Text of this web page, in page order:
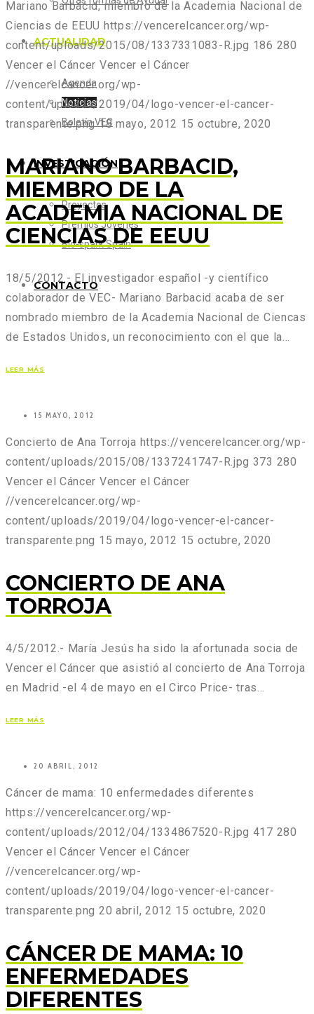
ACTUALIDAD
Agenda
Noticias
Boletín VEC
INVESTIGACIÓN
Proyectos
Premios Jóvenes
Bio-spark Spain
CONTACTO
Mariano Barbacid, miembro de la Academia Nacional de
Ciencias de EEUU https://vencerelcancer.org/wp-
content/uploads/2015/08/1337331083-R.jpg 186 280
Vencer el Cáncer Vencer el Cáncer
//vencerelcancer.org/wp-
content/uploads/2019/04/logo-vencer-el-cancer-
transparente.png 18 mayo, 2012 15 octubre, 2020
MARIANO BARBACID,
MIEMBRO DE LA
ACADEMIA NACIONAL DE
CIENCIAS DE EEUU
18/5/2012.- El investigador español -y científico
colaborador de VEC- Mariano Barbacid acaba de ser
nombrado miembro de la Academia Nacional de Ciencas
de Estados Unidos, un reconocimiento con el que la…
LEER MÁS
15 MAYO, 2012
Concierto de Ana Torroja https://vencerelcancer.org/wp-
content/uploads/2015/08/1337241747-R.jpg 373 280
Vencer el Cáncer Vencer el Cáncer
//vencerelcancer.org/wp-
content/uploads/2019/04/logo-vencer-el-cancer-
transparente.png 15 mayo, 2012 15 octubre, 2020
CONCIERTO DE ANA
TORROJA
4/5/2012.- María Jesús ha sido la afortunada socia de
Vencer el Cáncer que asistió al concierto de Ana Torroja
en Madrid -el 4 de mayo en el Circo Price- tras…
LEER MÁS
20 ABRIL, 2012
Cáncer de mama: 10 enfermedades diferentes
https://vencerelcancer.org/wp-
content/uploads/2012/04/1334867520-R.jpg 417 280
Vencer el Cáncer Vencer el Cáncer
//vencerelcancer.org/wp-
content/uploads/2019/04/logo-vencer-el-cancer-
transparente.png 20 abril, 2012 15 octubre, 2020
CÁNCER DE MAMA: 10
ENFERMEDADES
DIFERENTES